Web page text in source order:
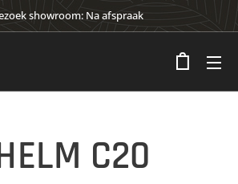
showroom: Na afspraak
C20